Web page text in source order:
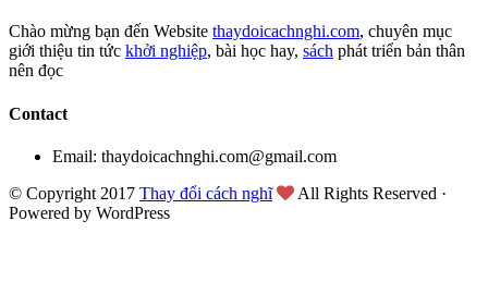
Chào mừng bạn đến Website thaydoicachnghi.com, chuyên mục
giới thiệu tin tức khởi nghiệp, bài học hay, sách phát triển bản thân
nên đọc
Contact
Email: thaydoicachnghi.com@gmail.com
© Copyright 2017 Thay đổi cách nghĩ
All Rights Reserved ·
Powered by WordPress